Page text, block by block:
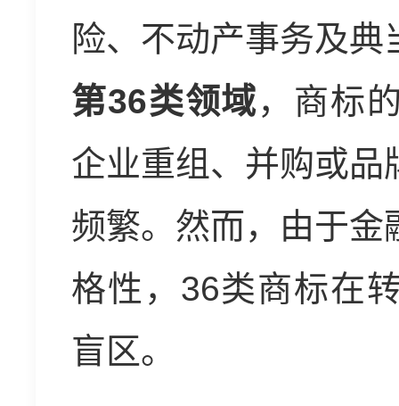
险、不动产事务及
第36类领域，商标
企业重组、并购或品
频繁。然而，由于
格性，36类商标在
盲区。